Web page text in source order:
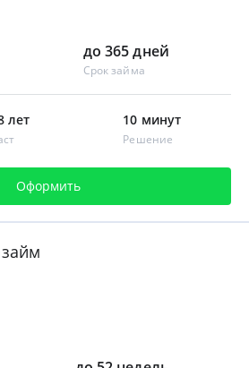
до 365 дней
Срок займа
лет 10 минут
Решение
Оформить